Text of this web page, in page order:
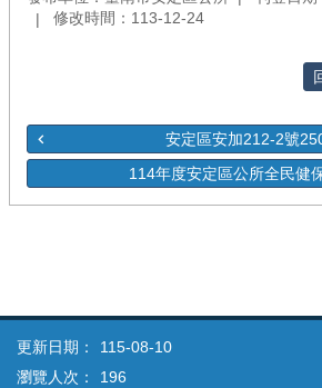
修改時間：113-12-24
安定區安加212-2號
114年度安定區公所全民健
更新日期：
115-08-10
瀏覽人次：
196